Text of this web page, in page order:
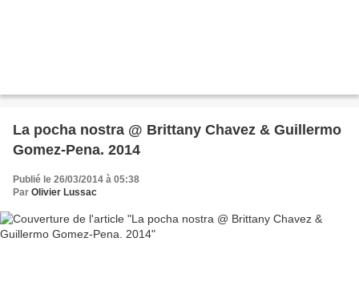
La pocha nostra @ Brittany Chavez & Guillermo
Gomez-Pena. 2014
Publié le 26/03/2014 à 05:38
Par Olivier Lussac